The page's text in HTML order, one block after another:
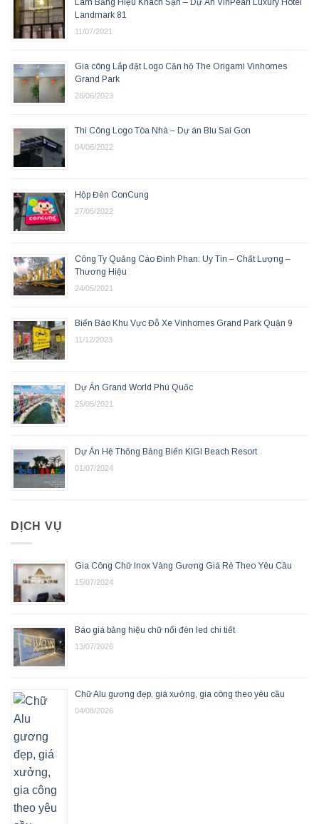
Làm Bảng Hiệu Khách Sạn – Dự Án VinPearl Luxury Hotel
Landmark 81
11/07/2021
Gia công Lắp đặt Logo Căn hộ The Origami Vinhomes
Grand Park
28/06/2023
Thi Công Logo Tòa Nhà – Dự án Blu Sai Gon
04/06/2022
Hộp Đèn ConCung
27/05/2022
Công Ty Quảng Cáo Đinh Phan: Uy Tín – Chất Lượng –
Thương Hiệu
24/05/2021
Biển Báo Khu Vực Đỗ Xe Vinhomes Grand Park Quận 9
11/12/2023
Dự Án Grand World Phú Quốc
25/05/2021
Dự Án Hệ Thống Bảng Biển KIGI Beach Resort
01/07/2024
DỊCH VỤ
Gia Công Chữ Inox Vàng Gương Giá Rẻ Theo Yêu Cầu
15/07/2024
Báo giá bảng hiệu chữ nổi đèn led chi tiết
13/07/2026
Chữ Alu gương đẹp, giá xưởng, gia công theo yêu cầu
04/08/2026